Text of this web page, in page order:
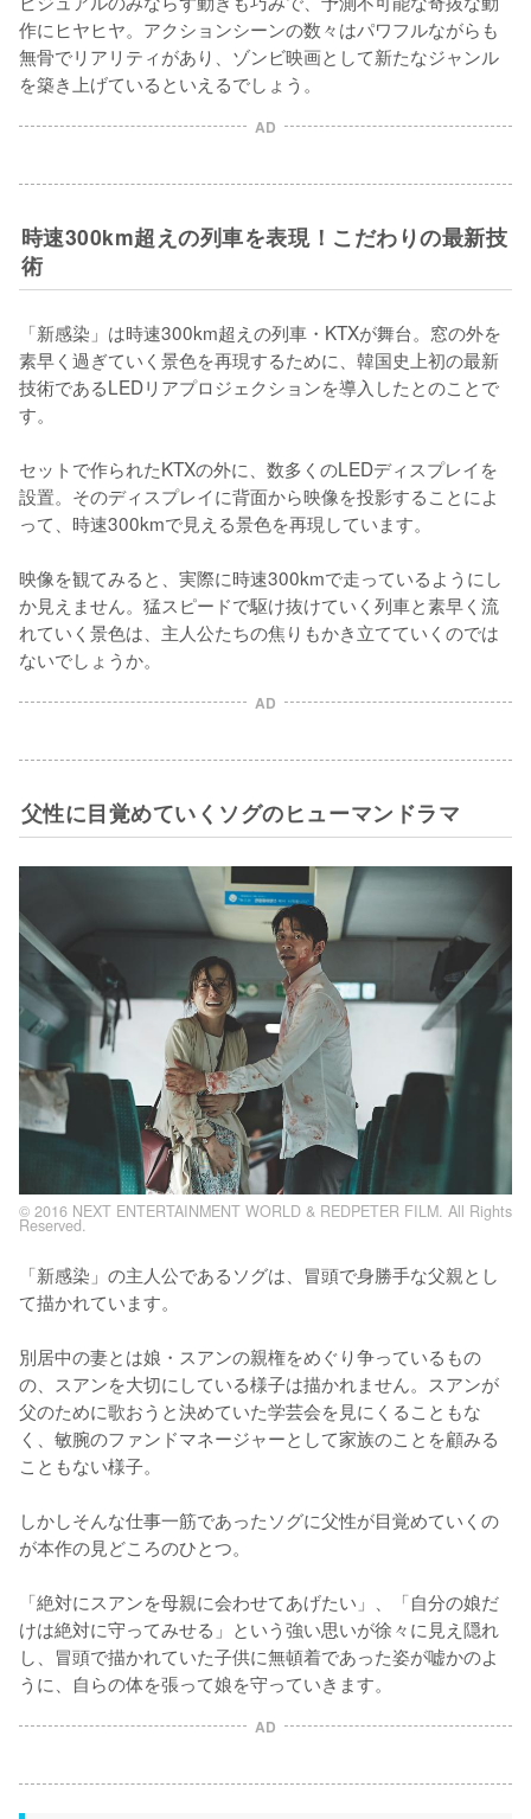
作にヒヤヒヤ。アクションシーンの数々はパワフルながらも
無骨でリアリティがあり、ゾンビ映画として新たなジャンル
を築き上げているといえるでしょう。
AD
時速300km超えの列車を表現！こだわりの最新技
術
「新感染」は時速300km超えの列車・KTXが舞台。窓の外を
素早く過ぎていく景色を再現するために、韓国史上初の最新
技術であるLEDリアプロジェクションを導入したとのことで
す。
セットで作られたKTXの外に、数多くのLEDディスプレイを
設置。そのディスプレイに背面から映像を投影することによ
って、時速300kmで見える景色を再現しています。
映像を観てみると、実際に時速300kmで走っているようにし
か見えません。猛スピードで駆け抜けていく列車と素早く流
れていく景色は、主人公たちの焦りもかき立てていくのでは
ないでしょうか。
AD
父性に目覚めていくソグのヒューマンドラマ
© 2016 NEXT ENTERTAINMENT WORLD & REDPETER FILM. All Rights
Reserved.
「新感染」の主人公であるソグは、冒頭で身勝手な父親とし
て描かれています。
別居中の妻とは娘・スアンの親権をめぐり争っているもの
の、スアンを大切にしている様子は描かれません。スアンが
父のために歌おうと決めていた学芸会を見にくることもな
く、敏腕のファンドマネージャーとして家族のことを顧みる
こともない様子。
しかしそんな仕事一筋であったソグに父性が目覚めていくの
が本作の見どころのひとつ。
「絶対にスアンを母親に会わせてあげたい」、「自分の娘だ
けは絶対に守ってみせる」という強い思いが徐々に見え隠れ
し、冒頭で描かれていた子供に無頓着であった姿が嘘かのよ
うに、自らの体を張って娘を守っていきます。
AD